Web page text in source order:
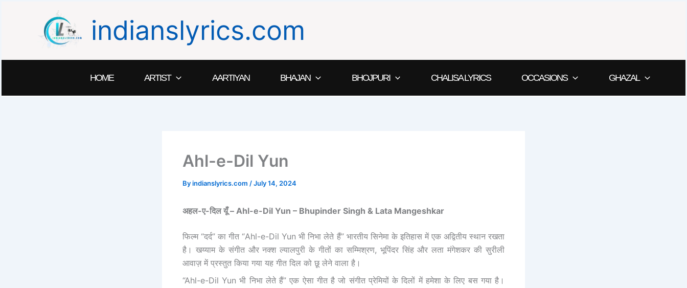
indianslyrics.com
HOME ARTIST AARTIYAN BHAJAN BHOJPURI CHALISA LYRICS OCCASIONS GHAZAL
Ahl-e-Dil Yun
Byindianslyrics.com /July 14, 2024
अहल-ए-दिल यूँ – Ahl-e-Dil Yun – Bhupinder Singh & Lata Mangeshkar
फिल्म “दर्द” का गीत “Ahl-e-Dil Yun भी निभा लेते हैं” भारतीय सिनेमा के इतिहास में एक अद्वितीय स्थान रखता
है। खय्याम के संगीत और नक्श ल्यालपुरी के गीतों का सम्मिश्रण, भूपिंदर सिंह और लता मंगेशकर की सुरीली
आवाज़ में प्रस्तुत किया गया यह गीत दिल को छू लेने वाला है।
“Ahl-e-Dil Yun भी निभा लेते हैं” एक ऐसा गीत है जो संगीत प्रेमियों के दिलों में हमेशा के लिए बस गया है।